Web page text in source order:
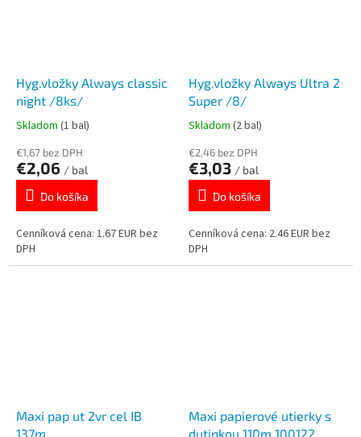
Hyg.vložky Always classic
night /8ks/
Skladom (1 bal)
€1,67 bez DPH
€2,06 / bal
Do košíka
Cenníková cena: 1.67 EUR bez
DPH
Hyg.vložky Always Ultra 2
Super /8/
Skladom (2 bal)
€2,46 bez DPH
€3,03 / bal
Do košíka
Cenníková cena: 2.46 EUR bez
DPH
Maxi pap ut 2vr cel IB
137m
Maxi papierové utierky s
dutinkou 110m 100122